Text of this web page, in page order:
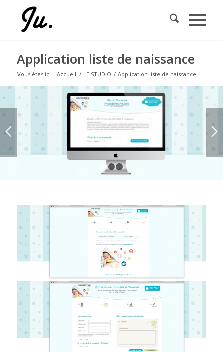
Application liste de naissance
Vous êtes ici : Accueil / LE STUDIO / Application liste de naissance